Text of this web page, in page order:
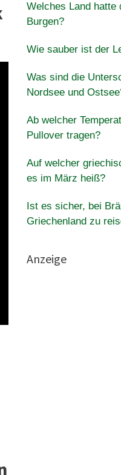
Welches Land hatte
Burgen?
Wie sauber ist der
Was sind die
Nordsee und
Ab welcher
Pullover tragen?
Auf welcher
es im März heiß?
Ist es sicher, bei
Griechenland zu
Anzeige